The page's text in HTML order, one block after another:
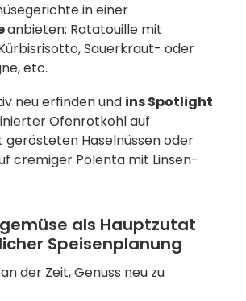
in einer
anbieten: Ratatouille mit
Sauerkraut- oder
etc.
neu erfinden und ins Spotlight
Ofenrotkohl auf
gerösteten Haselnüssen oder
cremiger Polenta mit Linsen-
als Hauptzutat
Speisenplanung
der Zeit, Genuss neu zu